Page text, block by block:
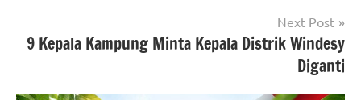
Next Post
9 Kepala Kampung Minta Kepala Distrik Windesy
Diganti